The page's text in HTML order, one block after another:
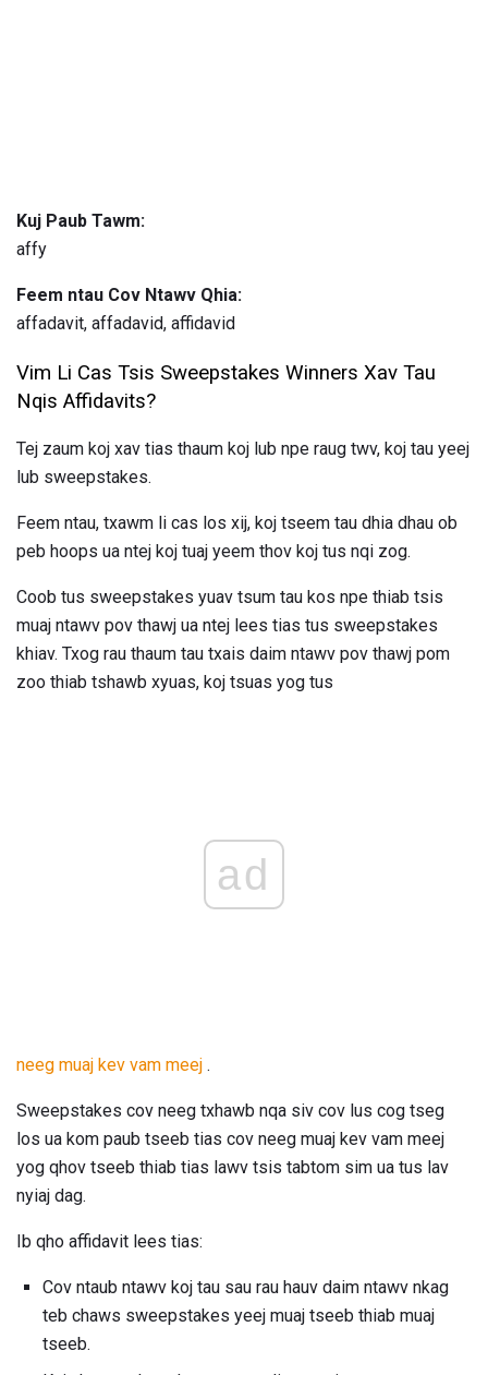
Kuj Paub Tawm:
affy
Feem ntau Cov Ntawv Qhia:
affadavit, affadavid, affidavid
Vim Li Cas Tsis Sweepstakes Winners Xav Tau
Nqis Affidavits?
Tej zaum koj xav tias thaum koj lub npe raug twv, koj tau yeej
lub sweepstakes.
Feem ntau, txawm li cas los xij, koj tseem tau dhia dhau ob
peb hoops ua ntej koj tuaj yeem thov koj tus nqi zog.
Coob tus sweepstakes yuav tsum tau kos npe thiab tsis
muaj ntawv pov thawj ua ntej lees tias tus sweepstakes
khiav. Txog rau thaum tau txais daim ntawv pov thawj pom
zoo thiab tshawb xyuas, koj tsuas yog tus
ad
neeg muaj kev vam meej .
Sweepstakes cov neeg txhawb nqa siv cov lus cog tseg
los ua kom paub tseeb tias cov neeg muaj kev vam meej
yog qhov tseeb thiab tias lawv tsis tabtom sim ua tus lav
nyiaj dag.
Ib qho affidavit lees tias:
Cov ntaub ntawv koj tau sau rau hauv daim ntawv nkag
teb chaws sweepstakes yeej muaj tseeb thiab muaj
tseeb.